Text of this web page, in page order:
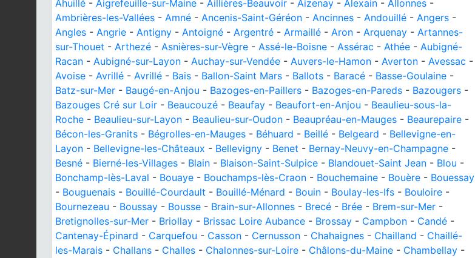
Ahuillé - Aigrefeuille-sur-Maine - Aillières-Beauvoir - Aizenay - Alexain - Allonnes -
Ambrières-les-Vallées - Amné - Ancenis-Saint-Géréon - Ancinnes - Andouillé - Angers -
Angles - Angrie - Antigny - Antoigné - Argentré - Armaillé - Aron - Arquenay - Artannes-
sur-Thouet - Arthezé - Asnières-sur-Vègre - Assé-le-Boisne - Assérac - Athée - Aubigné-
Racan - Aubigné-sur-Layon - Auchay-sur-Vendée - Auvers-le-Hamon - Averton - Avessac -
Avoise - Avrillé - Avrillé - Bais - Ballon-Saint Mars - Ballots - Baracé - Basse-Goulaine -
Batz-sur-Mer - Baugé-en-Anjou - Bazoges-en-Paillers - Bazoges-en-Pareds - Bazougers -
Bazouges Cré sur Loir - Beaucouzé - Beaufay - Beaufort-en-Anjou - Beaulieu-sous-la-
Roche - Beaulieu-sur-Layon - Beaulieu-sur-Oudon - Beaupréau-en-Mauges - Beaurepaire -
Bécon-les-Granits - Bégrolles-en-Mauges - Béhuard - Beillé - Belgeard - Bellevigne-en-
Layon - Bellevigne-les-Châteaux - Bellevigny - Benet - Bernay-Neuvy-en-Champagne -
Besné - Bierné-les-Villages - Blain - Blaison-Saint-Sulpice - Blandouet-Saint Jean - Blou -
Bonchamp-lès-Laval - Bouaye - Bouchamps-lès-Craon - Bouchemaine - Bouère - Bouessay
- Bouguenais - Bouillé-Courdault - Bouillé-Ménard - Bouin - Boulay-les-Ifs - Bouloire -
Bournezeau - Boussay - Bousse - Brain-sur-Allonnes - Brecé - Brée - Brem-sur-Mer -
Bretignolles-sur-Mer - Briollay - Brissac Loire Aubance - Brossay - Campbon - Candé -
Cantenay-Épinard - Carquefou - Casson - Cernusson - Chahaignes - Chailland - Chaillé-
les-Marais - Challans - Challes - Chalonnes-sur-Loire - Châlons-du-Maine - Chambellay -